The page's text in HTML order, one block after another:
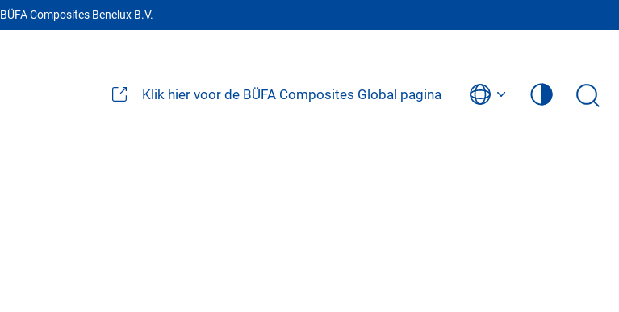
BÜFA Composites Benelux B.V.
Klik hier voor de BÜFA Composites Global pagina